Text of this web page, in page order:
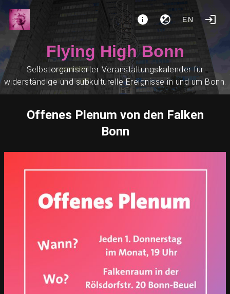
EN
Flying High Bonn
Selbstorganisierter Veranstaltungskalender für
widerständige und subkulturelle Ereignisse in und um Bonn.
Offenes Plenum von den Falken
Bonn